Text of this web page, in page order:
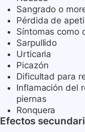
Sangrado o
Pérdida de
Síntomas como
Sarpullido
Urticaria
Picazón
Dificultad para
Inflamación del
piernas
Ronquera
Efectos